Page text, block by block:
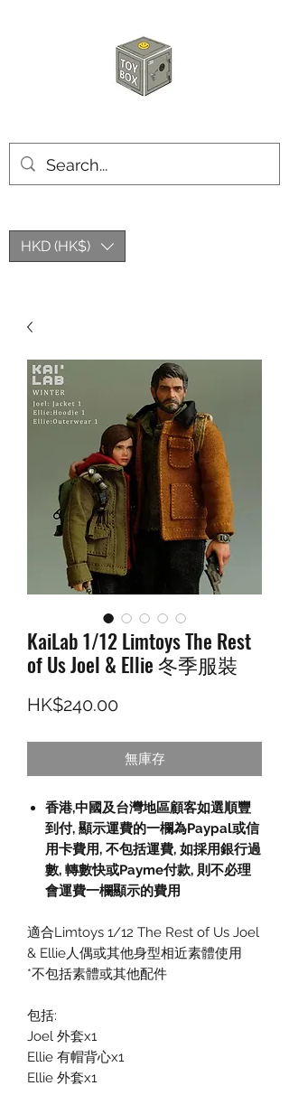
HKD (HK$)
KaiLab 1/12 Limtoys The Rest
of Us Joel & Ellie 冬季服裝
HK$240.00價格
無庫存
香港,中國及台灣地區顧客如選順豐
到付, 顯示運費的一欄為Paypal或信
用卡費用, 不包括運費, 如採用銀行過
數, 轉數快或Payme付款, 則不必理
會運費一欄顯示的費用
適合Limtoys 1/12 The Rest of Us Joel
& Ellie人偶或其他身型相近素體使用
*不包括素體或其他配件
包括:
Joel 外套x1
Ellie 有帽背心x1
Ellie 外套x1